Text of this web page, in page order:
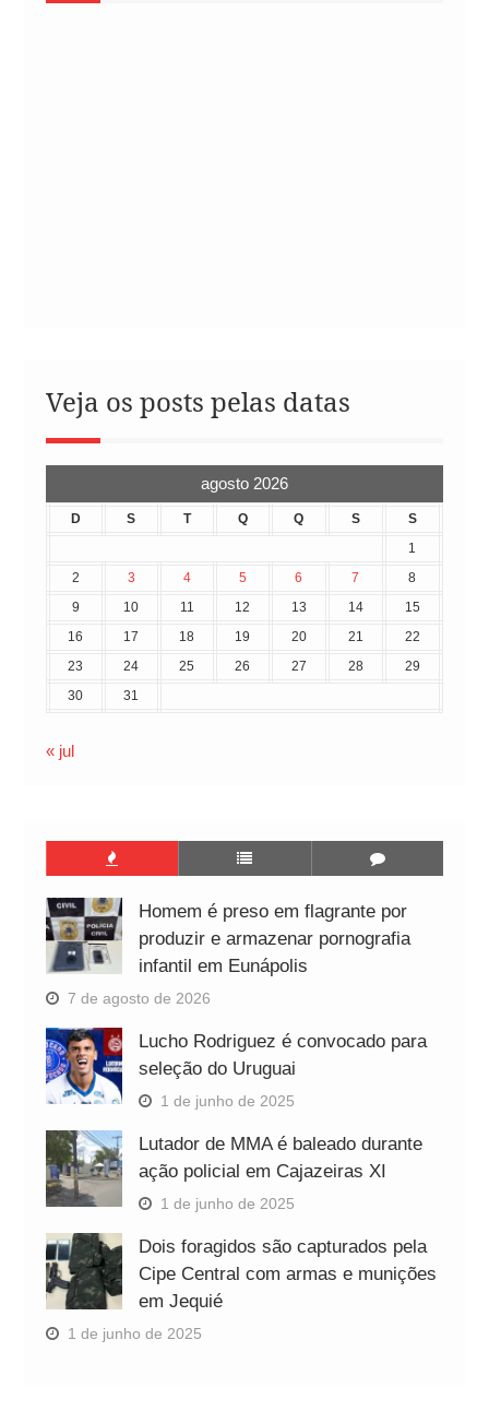
Veja os posts pelas datas
agosto 2026
D S T Q Q S
S
1
2
3 4 5 6 7
8
9
10 11 12 13 14
15
16
17 18 19 20 21
22
23
24 25 26 27 28
29
30
31
« jul
Homem é preso em flagrante por
produzir e armazenar pornografia
infantil em Eunápolis
7 de agosto de 2026
Lucho Rodriguez é convocado para
seleção do Uruguai
1 de junho de 2025
Lutador de MMA é baleado durante
ação policial em Cajazeiras XI
1 de junho de 2025
Dois foragidos são capturados pela
Cipe Central com armas e munições
em Jequié
1 de junho de 2025